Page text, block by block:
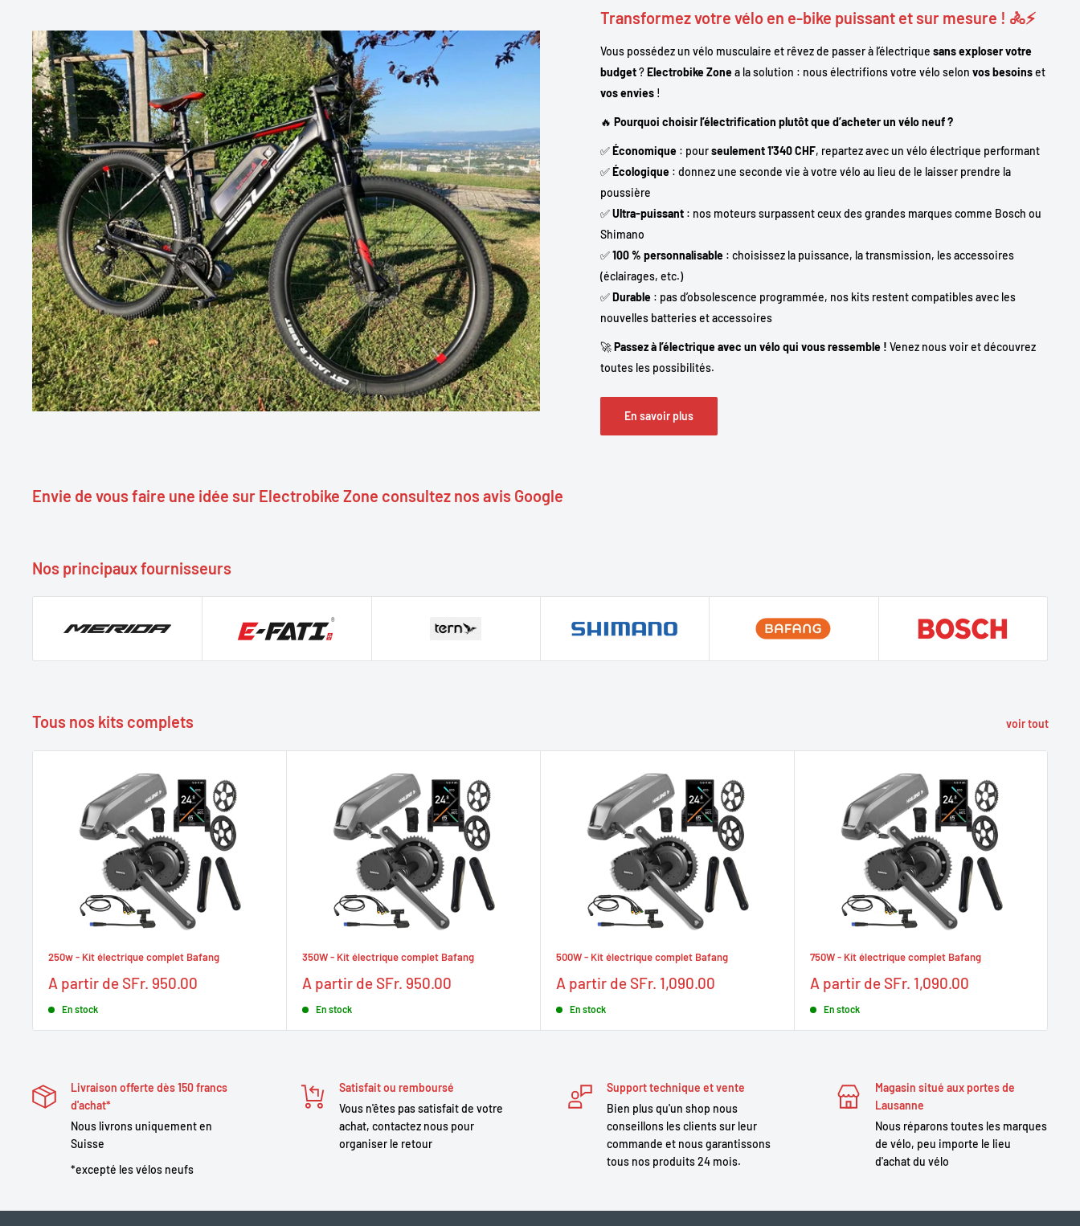
Transformez votre vélo en e-bike puissant et sur mesure ! 🚴⚡
Vous possédez un vélo musculaire et rêvez de passer à l’électrique sans exploser votre
budget?Electrobike Zonea la solution : nous électrifions votre vélo selon vos besoinset
vos envies !
🔥 Pourquoi choisir l’électrification plutôt que d’acheter un vélo neuf ?
✅Économique : pourseulement 1'340 CHF, repartez avec un vélo électrique performant
✅Écologique : donnez une seconde vie à votre vélo au lieu de le laisser prendre la
poussière
✅Ultra-puissant : nos moteurs surpassent ceux des grandes marques comme Bosch ou
Shimano
✅100 % personnalisable : choisissez la puissance, la transmission, les accessoires
(éclairages, etc.)
✅Durable : pas d’obsolescence programmée, nos kits restent compatibles avec les
nouvelles batteries et accessoires
🚀Passez à l’électrique avec un vélo qui vous ressemble ! Venez nous voir et découvrez
toutes les possibilités.
En savoir plus
Envie de vous faire une idée sur Electrobike Zone consultez nos avis Google
Nos principaux fournisseurs
Tous nos kits complets voir tout
250w - Kit électrique complet Bafang
Prix
réduit
A partir de SFr. 950.00
En stock
350W - Kit électrique complet Bafang
Prix
réduit
A partir de SFr. 950.00
En stock
500W - Kit électrique complet Bafang
Prix
réduit
A partir de SFr. 1,090.00
En stock
750W - Kit électrique complet Bafang
Prix
réduit
A partir de SFr. 1,090.00
En stock
Livraison offerte dès 150 francs
d'achat*
Nous livrons uniquement en
Suisse
*excepté les vélos neufs
Satisfait ou remboursé
Vous n'êtes pas satisfait de votre
achat, contactez nous pour
organiser le retour
Support technique et vente
Bien plus qu'un shop nous
conseillons les clients sur leur
commande et nous garantissons
tous nos produits 24 mois.
Magasin situé aux portes de
Lausanne
Nous réparons toutes les marques
de vélo, peu importe le lieu
d'achat du vélo